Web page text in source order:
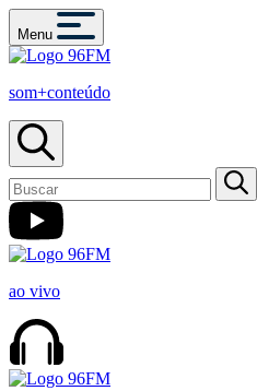
Menu
som+conteúdo
ao vivo